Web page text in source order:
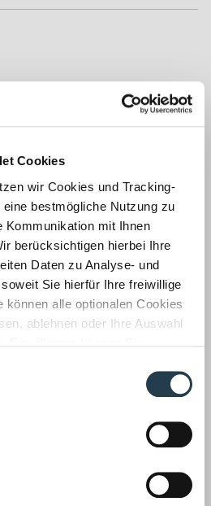
Cookies
wir Cookies und Tracking-
bestmögliche Nutzung zu
Kommunikation mit Ihnen
berücksichtigen hierbei Ihre
Daten zu Analyse- und
Sie hierfür Ihre freiwillige
können alle optionalen Cookies
ablehnen oder Ihre Auswahl
und Drittanbietern eingesetzten
Widerruf finden Sie in unserer
sich für unsere Mandanten
prüfen auch Ihren
Risikofrüherkennungs-
auf Compliance Regeln und